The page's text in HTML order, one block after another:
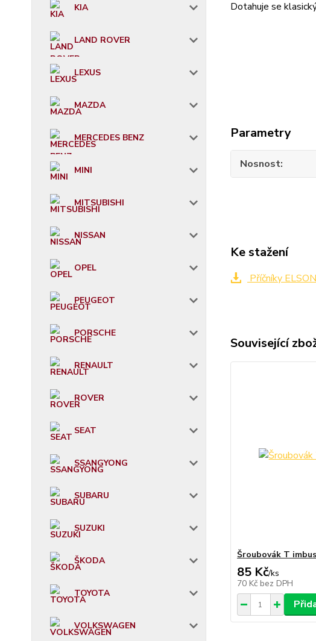
KIA
LAND ROVER
LEXUS
MAZDA
MERCEDES BENZ
MINI
MITSUBISHI
NISSAN
OPEL
PEUGEOT
PORSCHE
RENAULT
ROVER
SEAT
SSANGYONG
SUBARU
SUZUKI
ŠKODA
TOYOTA
VOLKSWAGEN
Dotahuje se
Parametry
Nosnost
Ke stažení
Příčníky
Související
Šroubovák T
85 Kč/ks
70 Kč bez DPH